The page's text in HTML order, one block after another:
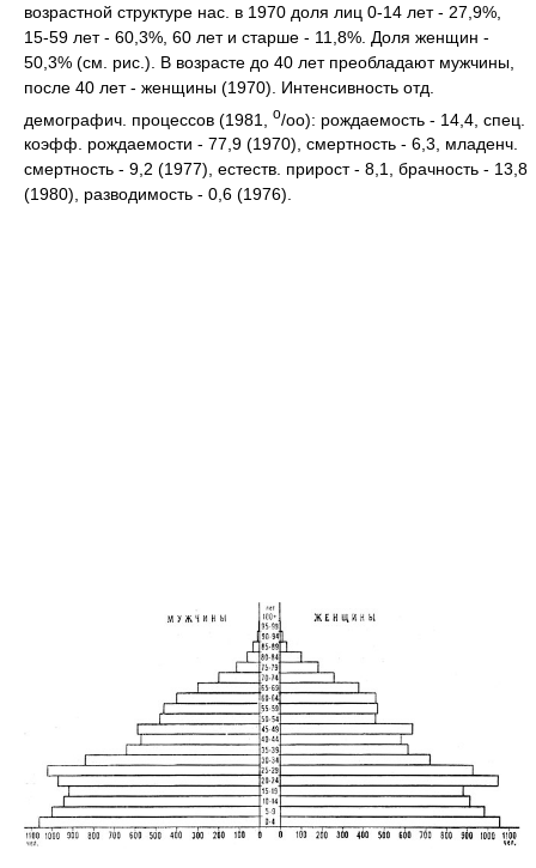
возрастной структуре нас. в 1970 доля лиц 0-14 лет - 27,9%,
15-59 лет - 60,3%, 60 лет и старше - 11,8%. Доля женщин -
50,3% (см. рис.). В возрасте до 40 лет преобладают мужчины,
после 40 лет - женщины (1970). Интенсивность отд.
демографич. процессов (1981,
o/оо): рождаемость - 14,4, спец.
коэфф. рождаемости - 77,9 (1970), смертность - 6,3, младенч.
смертность - 9,2 (1977), естеств. прирост - 8,1, брачность - 13,8
(1980), разводимость - 0,6 (1976).